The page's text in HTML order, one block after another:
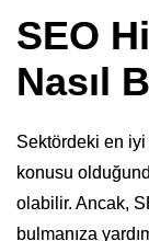
SEO
Nasıl
Sektördeki en iyi
konusu
olabilir. Ancak,
bulmanıza